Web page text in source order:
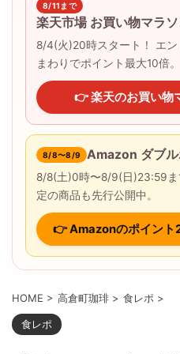
8/11まで
楽天市場 お買い物マラ
8/4(火)20時スタート！ エ
まわりでポイント最大10倍。
👉 楽天のお買い物
8/8〜8/9 Amazon ダブ
8/8(土)0時〜8/9(日)23:59
定の商品も先行公開中。
👉 Amazonのポイント
HOME > 高倉町珈琲 > 食レポ >
食レポ